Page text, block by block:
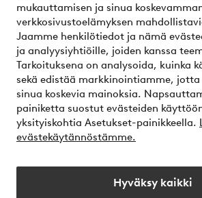
mukauttamisen ja sinua
verkkosivustoelämyksen
Jaamme henkilötiedot ja nämä
ja analyysiyhtiöille, joiden kanssa
Tarkoituksena on analysoida, kuinka
sekä edistää markkinointiamme,
sinua koskevia mainoksia.
painiketta suostut evästeiden
yksityiskohtia Asetukset-painikkeella.
evästekäytännöstämme.
Hyväksy kaikki
Turvalliset maksut – maksa
Haluatko tietää lisää
elpy